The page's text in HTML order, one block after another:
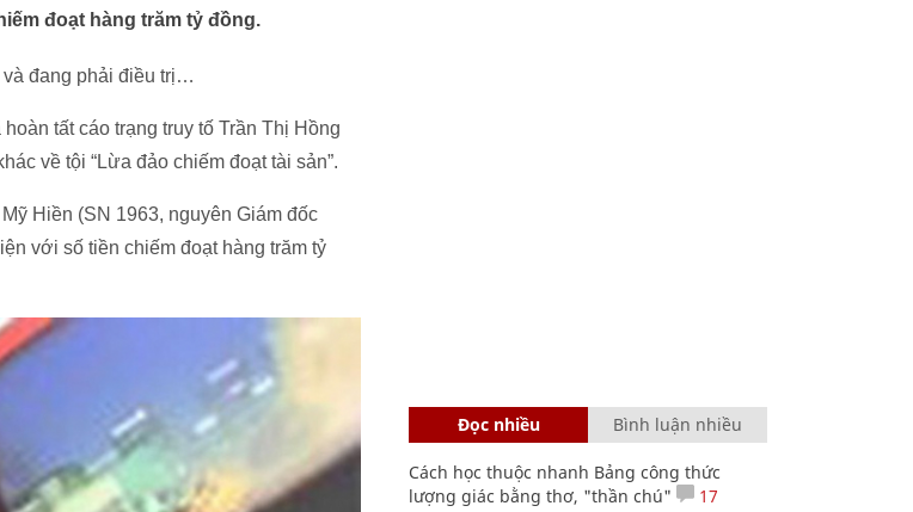
đoạt hàng trăm tỷ đồng.
đang phải điều trị…
tất cáo trạng truy tố Trần Thị Hồng
về tội “Lừa đảo chiếm đoạt tài sản”.
Hiền (SN 1963, nguyên Giám đốc
với số tiền chiếm đoạt hàng trăm tỷ
Đọc nhiều Bình luận nhiều
Cách học thuộc nhanh Bảng công thức
lượng giác bằng thơ, "thần chú"
17